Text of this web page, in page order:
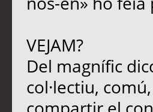
VEJAM?
Del magnífic
col·lectiu,